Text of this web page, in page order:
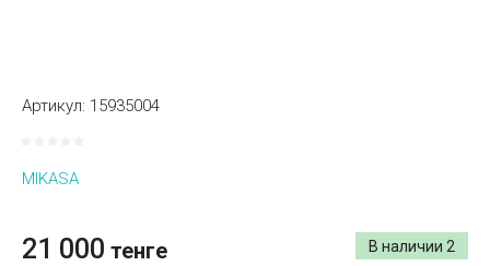
Артикул: 15935004
MIKASA
В наличии 2
21 000 тенге